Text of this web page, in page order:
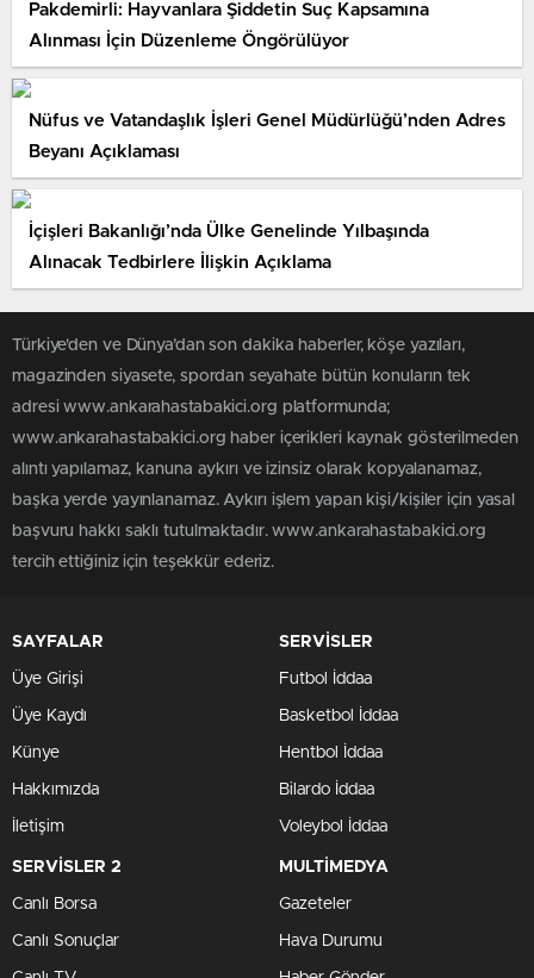
Pakdemirli: Hayvanlara Şiddetin Suç Kapsamına
Alınması İçin Düzenleme Öngörülüyor
Nüfus ve Vatandaşlık İşleri Genel Müdürlüğü’nden Adres
Beyanı Açıklaması
İçişleri Bakanlığı’nda Ülke Genelinde Yılbaşında
Alınacak Tedbirlere İlişkin Açıklama
Türkiye'den ve Dünya’dan son dakika haberler, köşe yazıları,
magazinden siyasete, spordan seyahate bütün konuların tek
adresi www.ankarahastabakici.org platformunda;
www.ankarahastabakici.org haber içerikleri kaynak gösterilmeden
alıntı yapılamaz, kanuna aykırı ve izinsiz olarak kopyalanamaz,
başka yerde yayınlanamaz. Aykırı işlem yapan kişi/kişiler için yasal
başvuru hakkı saklı tutulmaktadır. www.ankarahastabakici.org
tercih ettiğiniz için teşekkür ederiz.
SAYFALAR
Üye Girişi
Üye Kaydı
Künye
Hakkımızda
İletişim
SERVİSLER
Futbol İddaa
Basketbol İddaa
Hentbol İddaa
Bilardo İddaa
Voleybol İddaa
SERVİSLER 2
Canlı Borsa
Canlı Sonuçlar
MULTİMEDYA
Gazeteler
Hava Durumu